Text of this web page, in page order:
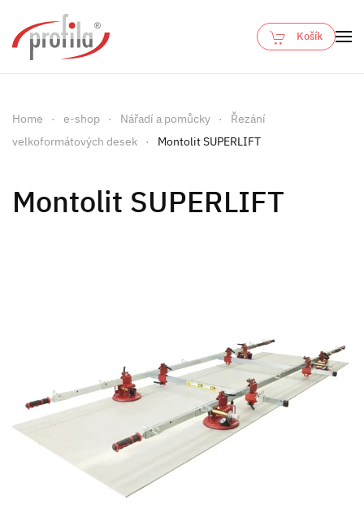
Skip to main content
Košík
Home e-shop Nářadí a pomůcky
Řezání
velkoformátových desek
Montolit SUPERLIFT
Montolit SUPERLIFT